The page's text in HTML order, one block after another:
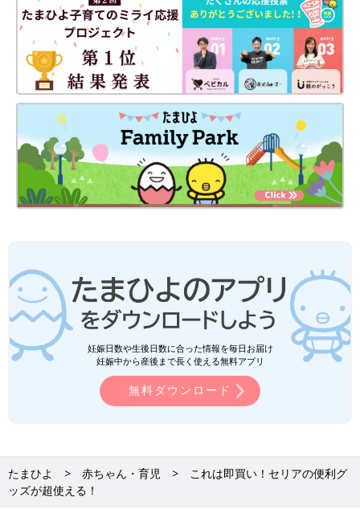
妊娠日数や生後日数に合った情報を毎日お届け
妊娠中から産後まで長く使える無料アプリ
無料ダウンロード
たまひよ 赤ちゃん・育児
これは即買い！セリアの便利グ
ッズが超使える！